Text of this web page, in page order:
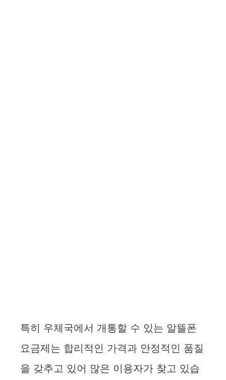
특히 우체국에서 개통할 수 있는 알뜰폰
요금제는 합리적인 가격과 안정적인 품질
을 갖추고 있어 많은 이용자가 찾고 있습